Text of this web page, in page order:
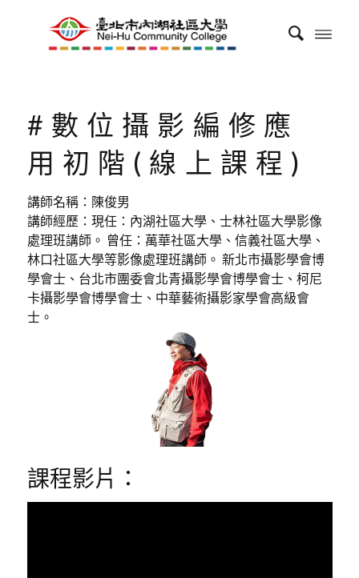
#數位攝影編修應
用初階(線上課程)
講師名稱：陳俊男
講師經歷：現任：內湖社區大學、士林社區大學影像
處理班講師。 曾任：萬華社區大學、信義社區大學、
林口社區大學等影像處理班講師。 新北市攝影學會博
學會士、台北市團委會北青攝影學會博學會士、柯尼
卡攝影學會博學會士、中華藝術攝影家學會高級會
士。
課程影片：